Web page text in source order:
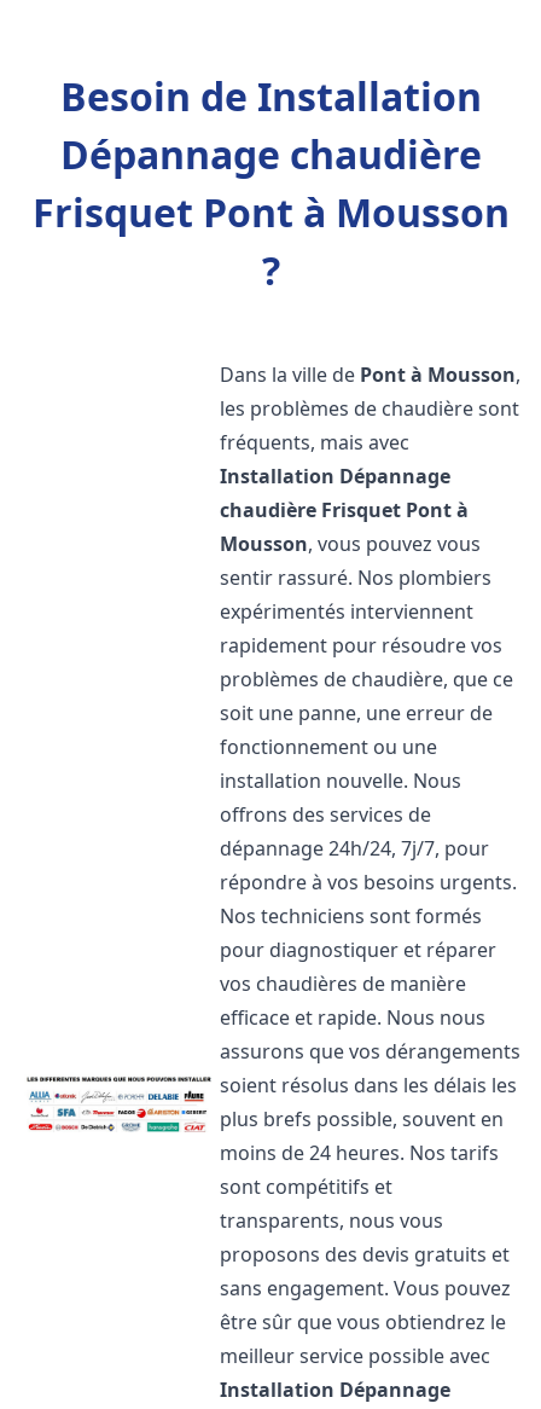
Besoin de Installation
Dépannage chaudière
Frisquet Pont à Mousson
?
Dans la ville de Pont à Mousson,
les problèmes de chaudière sont
fréquents, mais avec
Installation Dépannage
chaudière Frisquet Pont à
Mousson, vous pouvez vous
sentir rassuré. Nos plombiers
expérimentés interviennent
rapidement pour résoudre vos
problèmes de chaudière, que ce
soit une panne, une erreur de
fonctionnement ou une
installation nouvelle. Nous
offrons des services de
dépannage 24h/24, 7j/7, pour
répondre à vos besoins urgents.
Nos techniciens sont formés
pour diagnostiquer et réparer
vos chaudières de manière
efficace et rapide. Nous nous
assurons que vos dérangements
soient résolus dans les délais les
plus brefs possible, souvent en
moins de 24 heures. Nos tarifs
sont compétitifs et
transparents, nous vous
proposons des devis gratuits et
sans engagement. Vous pouvez
être sûr que vous obtiendrez le
meilleur service possible avec
Installation Dépannage